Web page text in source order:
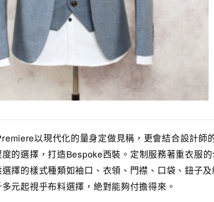
以現代化的量身定做見稱，更會結合設計師
的選擇，打造Bespoke西裝。定制服務著重衣服的
擇的樣式種類如袖口、衣領、門襟、口袋、鈕子
元起視乎布料選擇，絶對能夠付擔得來。